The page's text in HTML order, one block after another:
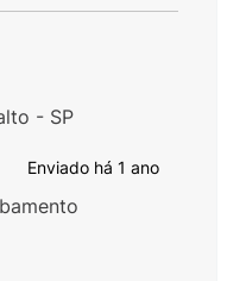
Enviado há 1 ano
- SP